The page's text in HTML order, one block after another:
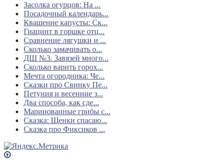
Засолка огурцов: На ...
Посадочный календарь...
Квашение капусты: Ск...
Гиацинт в горшке отц...
Сравнение лягушки и ...
Сколько замачивать о...
ДШ №3. Завязей много...
Сколько варить горох...
Мечта огородника: Че...
Сказки про Свинку Пе...
Петуния и весенние з...
Два способа, как сде...
Маринованные грибы с...
Сказка: Щенки спасаю...
Сказка про Фиксиков ...